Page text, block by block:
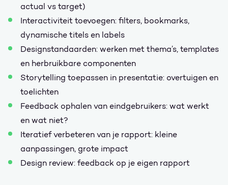
actual vs target)
Interactiviteit toevoegen: filters, bookmarks,
dynamische titels en labels
Designstandaarden: werken met thema’s, templates
en herbruikbare componenten
Storytelling toepassen in presentatie: overtuigen en
toelichten
Feedback ophalen van eindgebruikers: wat werkt
en wat niet?
Iteratief verbeteren van je rapport: kleine
aanpassingen, grote impact
Design review: feedback op je eigen rapport